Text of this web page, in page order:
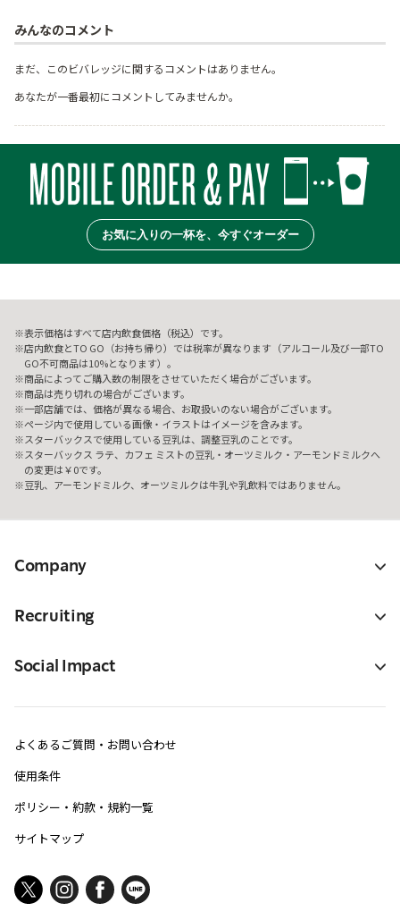
みんなのコメント
まだ、このビバレッジに関するコメントはありません。
あなたが一番最初にコメントしてみませんか。
お気に入りの一杯を、今すぐオーダー
表示価格はすべて店内飲食価格（税込）です。
店内飲食とTO GO（お持ち帰り）では税率が異なります（アルコール及び一部TO
GO不可商品は10%となります）。
商品によってご購入数の制限をさせていただく場合がございます。
商品は売り切れの場合がございます。
一部店舗では、価格が異なる場合、お取扱いのない場合がございます。
ページ内で使用している画像・イラストはイメージを含みます。
スターバックスで使用している豆乳は、調整豆乳のことです。
スターバックス ラテ、カフェ ミストの豆乳・オーツミルク・アーモンドミルクへ
の変更は￥0です。
豆乳、アーモンドミルク、オーツミルクは牛乳や乳飲料ではありません。
Company
Recruiting
Social Impact
よくあるご質問・お問い合わせ
使用条件
ポリシー・約款・規約一覧
サイトマップ